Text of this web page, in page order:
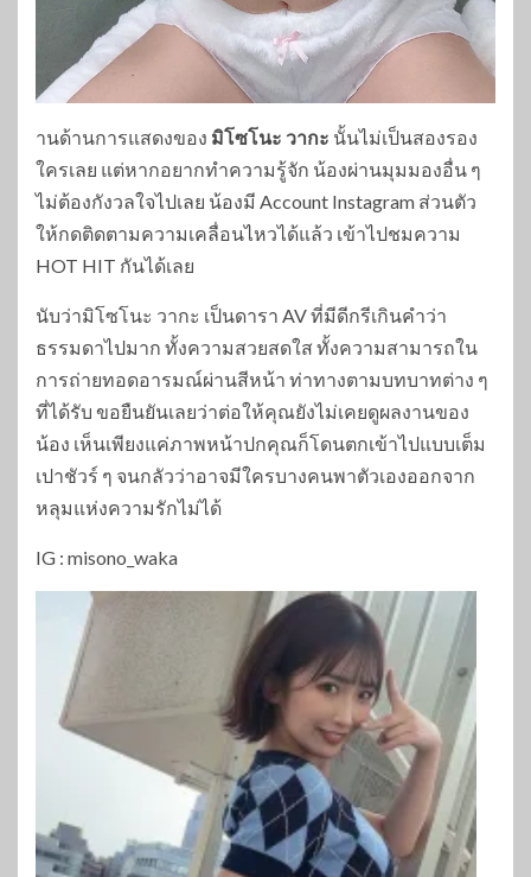
านด้านการแสดงของ มิโซโนะ วากะ นั้นไม่เป็นสองรอง
ใครเลย แต่หากอยากทำความรู้จัก น้องผ่านมุมมองอื่น ๆ
ไม่ต้องกังวลใจไปเลย น้องมี Account Instagram ส่วนตัว
ให้กดติดตามความเคลื่อนไหวได้แล้ว เข้าไปชมความ
HOT HIT กันได้เลย
นับว่ามิโซโนะ วากะ เป็นดารา AV ที่มีดีกรีเกินคำว่า
ธรรมดาไปมาก ทั้งความสวยสดใส ทั้งความสามารถใน
การถ่ายทอดอารมณ์ผ่านสีหน้า ท่าทางตามบทบาทต่าง ๆ
ที่ได้รับ ขอยืนยันเลยว่าต่อให้คุณยังไม่เคยดูผลงานของ
น้อง เห็นเพียงแค่ภาพหน้าปกคุณก็โดนตกเข้าไปแบบเต็ม
เปาชัวร์ ๆ จนกลัวว่าอาจมีใครบางคนพาตัวเองออกจาก
หลุมแห่งความรักไม่ได้
IG : misono_waka